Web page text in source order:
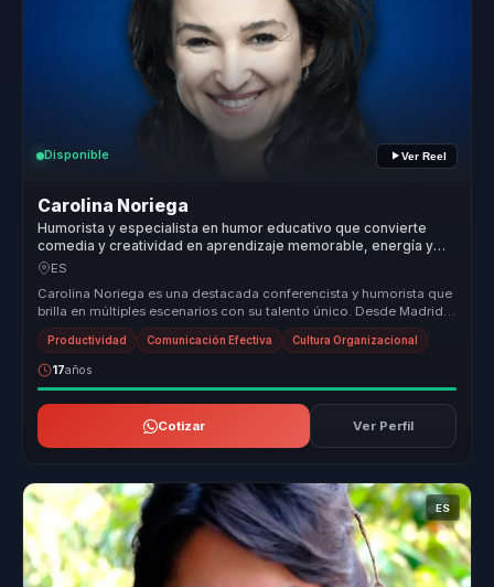
Disponible Ver Reel
Carolina Noriega
Humorista y especialista en humor educativo que convierte
comedia y creatividad en aprendizaje memorable, energía y
productividad para equipos.
ES
Carolina Noriega es una destacada conferencista y humorista que
brilla en múltiples escenarios con su talento único. Desde Madrid,
conect...
Productividad Comunicación Efectiva Cultura Organizacional
17años
Cotizar Ver Perfil
ES